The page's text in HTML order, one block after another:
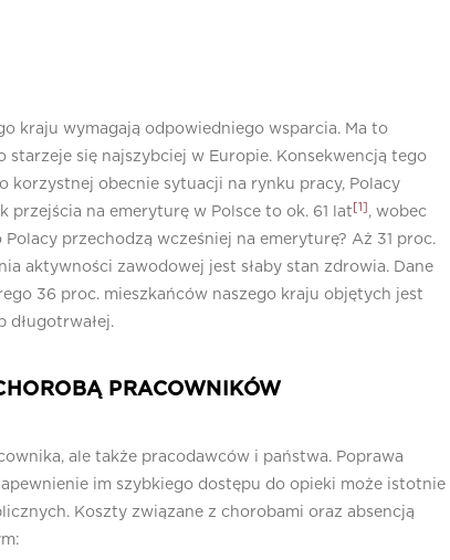
kraju wymagają odpowiedniego wsparcia. Ma to
starzeje się najszybciej w Europie. Konsekwencją tego
korzystnej obecnie sytuacji na rynku pracy, Polacy
na emeryturę w Polsce to ok. 61 lat [1] , wobec
przechodzą wcześniej na emeryturę? Aż 31 proc.
aktywności zawodowej jest słaby stan zdrowia. Dane
36 proc. mieszkańców naszego kraju objętych jest
długotrwałej.
PRACOWNIKÓW
ale także pracodawców i państwa. Poprawa
im szybkiego dostępu do opieki może istotnie
Koszty związane z chorobami oraz absencją